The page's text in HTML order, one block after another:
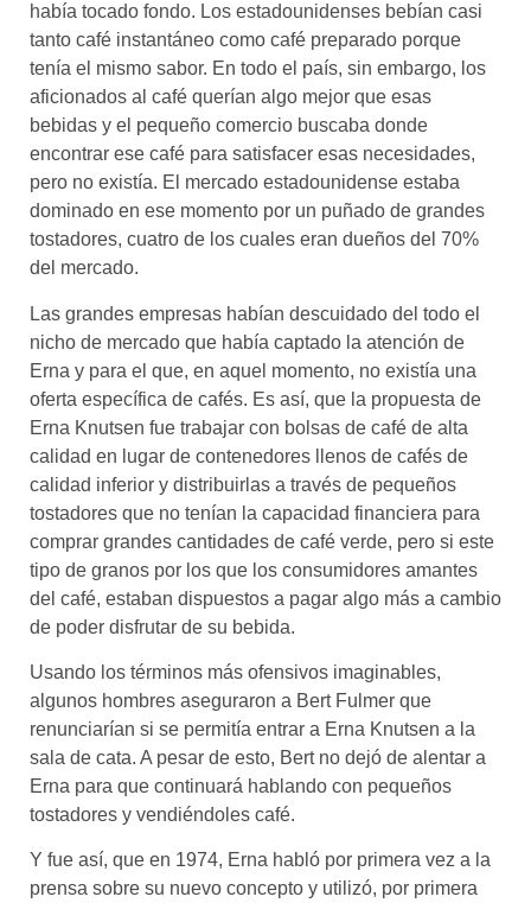
había tocado fondo. Los estadounidenses bebían casi
tanto café instantáneo como café preparado porque
tenía el mismo sabor. En todo el país, sin embargo, los
aficionados al café querían algo mejor que esas
bebidas y el pequeño comercio buscaba donde
encontrar ese café para satisfacer esas necesidades,
pero no existía. El mercado estadounidense estaba
dominado en ese momento por un puñado de grandes
tostadores, cuatro de los cuales eran dueños del 70%
del mercado.
Las grandes empresas habían descuidado del todo el
nicho de mercado que había captado la atención de
Erna y para el que, en aquel momento, no existía una
oferta específica de cafés. Es así, que la propuesta de
Erna Knutsen fue trabajar con bolsas de café de alta
calidad en lugar de contenedores llenos de cafés de
calidad inferior y distribuirlas a través de pequeños
tostadores que no tenían la capacidad financiera para
comprar grandes cantidades de café verde, pero si este
tipo de granos por los que los consumidores amantes
del café, estaban dispuestos a pagar algo más a cambio
de poder disfrutar de su bebida.
Usando los términos más ofensivos imaginables,
algunos hombres aseguraron a Bert Fulmer que
renunciarían si se permitía entrar a Erna Knutsen a la
sala de cata. A pesar de esto, Bert no dejó de alentar a
Erna para que continuará hablando con pequeños
tostadores y vendiéndoles café.
Y fue así, que en 1974, Erna habló por primera vez a la
prensa sobre su nuevo concepto y utilizó, por primera